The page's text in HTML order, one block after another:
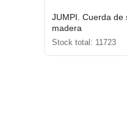
JUMPI. Cuerda de
madera
Stock total: 11723